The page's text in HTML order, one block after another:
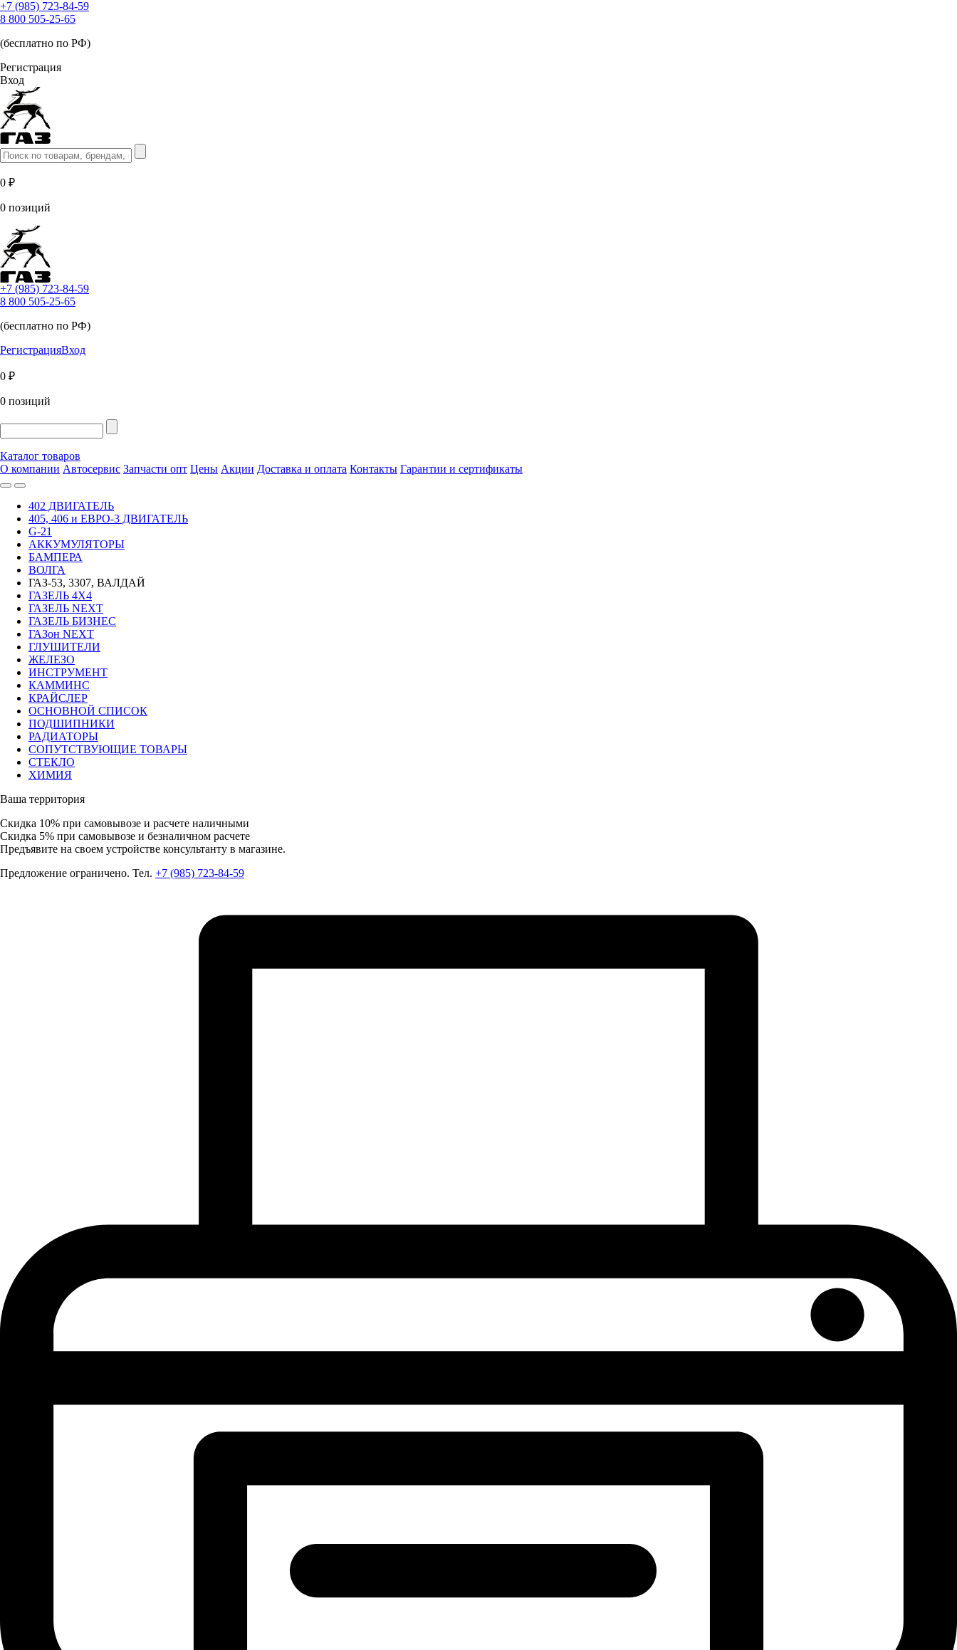
+7 (985) 723-84-59
8 800 505-25-65
(бесплатно по РФ)
Регистрация
Вход
0 ₽
0 позиций
+7 (985) 723-84-59
8 800 505-25-65
(бесплатно по РФ)
РегистрацияВход
0 ₽
0 позиций
Каталог товаров
О компании Автосервис Запчасти опт Цены Акции Доставка и оплата Контакты Гарантии и сертификаты
402 ДВИГАТЕЛЬ
405, 406 и ЕВРО-3 ДВИГАТЕЛЬ
G-21
АККУМУЛЯТОРЫ
БАМПЕРА
ВОЛГА
ГАЗ-53, 3307, ВАЛДАЙ
ГАЗЕЛЬ 4Х4
ГАЗЕЛЬ NEXT
ГАЗЕЛЬ БИЗНЕС
ГАЗон NEXT
ГЛУШИТЕЛИ
ЖЕЛЕЗО
ИНСТРУМЕНТ
КАММИНС
КРАЙСЛЕР
ОСНОВНОЙ СПИСОК
ПОДШИПНИКИ
РАДИАТОРЫ
СОПУТСТВУЮЩИЕ ТОВАРЫ
СТЕКЛО
ХИМИЯ
Ваша территория
Скидка 10% при самовывозе и расчете наличными
Скидка 5% при самовывозе и безналичном расчете
Предъявите на своем устройстве консультанту в магазине.
Предложение ограничено. Тел. +7 (985) 723-84-59